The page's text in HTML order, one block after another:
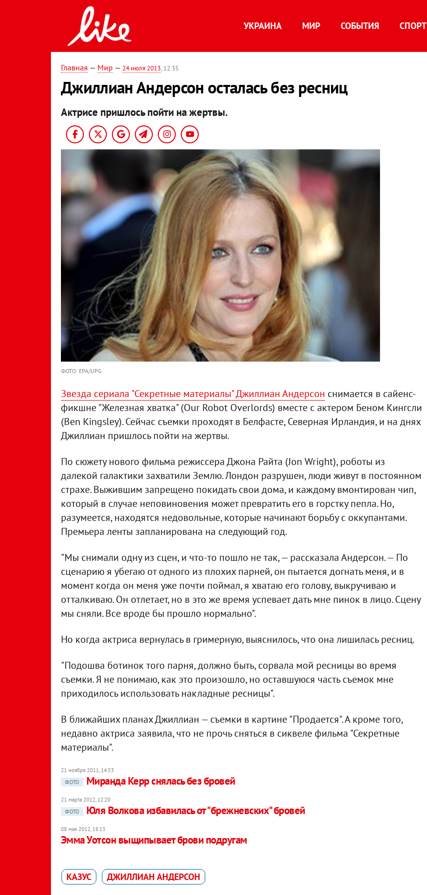
УКРАИНА МИР СОБЫТИЯ СПОРТ
Главная — Мир — 24 июля 2013, 12:35
Джиллиан Андерсон осталась без ресниц
Актрисе пришлось пойти на жертвы.
ФОТО: EPA/UPG
Звезда сериала "Секретные материалы" Джиллиан Андерсон снимается в сайенс-
фикшне "Железная хватка" (Our Robot Overlords) вместе с актером Беном Кингсли
(Ben Kingsley). Сейчас съемки проходят в Белфасте, Северная Ирландия, и на днях
Джиллиан пришлось пойти на жертвы.
По сюжету нового фильма режиссера Джона Райта (Jon Wright), роботы из
далекой галактики захватили Землю. Лондон разрушен, люди живут в постоянном
страхе. Выжившим запрещено покидать свои дома, и каждому вмонтирован чип,
который в случае неповиновения может превратить его в горстку пепла. Но,
разумеется, находятся недовольные, которые начинают борьбу с оккупантами.
Премьера ленты запланирована на следующий год.
"Мы снимали одну из сцен, и что-то пошло не так, — рассказала Андерсон. — По
сценарию я убегаю от одного из плохих парней, он пытается догнать меня, и в
момент когда он меня уже почти поймал, я хватаю его голову, выкручиваю и
отталкиваю. Он отлетает, но в это же время успевает дать мне пинок в лицо. Сцену
мы сняли. Все вроде бы прошло нормально".
Но когда актриса вернулась в гримерную, выяснилось, что она лишилась ресниц.
"Подошва ботинок того парня, должно быть, сорвала мой ресницы во время
съемки. Я не понимаю, как это произошло, но оставшуюся часть съемок мне
приходилось использовать накладные ресницы".
В ближайших планах Джиллиан — съемки в картине "Продается". А кроме того,
недавно актриса заявила, что не прочь сняться в сиквеле фильма "Секретные
материалы".
21 ноября 2011, 14:53
ФОТО
Миранда Керр снялась без бровей
21 марта 2012, 12:20
ФОТО
Юля Волкова избавилась от "брежневских" бровей
08 мая 2012, 18:13
Эмма Уотсон выщипывает брови подругам
КАЗУС ДЖИЛЛИАН АНДЕРСОН